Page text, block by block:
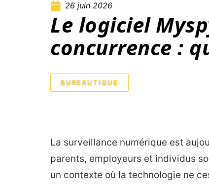
26 juin 2026
Le logiciel
concurrence :
BUREAUTIQUE
La surveillance numérique est
parents, employeurs et individus
un contexte où la technologie ne